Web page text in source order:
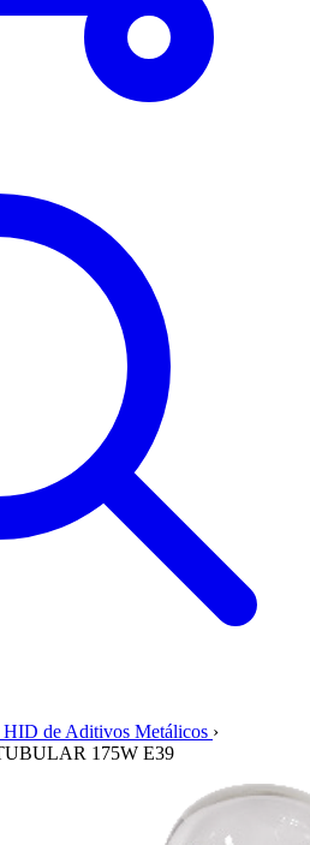
HID de Aditivos Metálicos ›
175W E39